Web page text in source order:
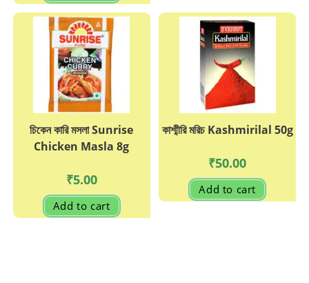
The
চিকেন কারি মসলা Sunrise
Chicken Masla 8g
₹5.00
Add to cart
কাশ্মীরি মরিচ Kashmirilal 50g
₹50.00
Add to cart